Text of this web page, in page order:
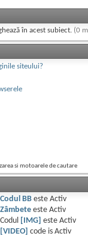
în acest subiect. (0
siteului?
si motoarele de cautare
Codul BBeste Activ
Zâmbeteeste Activ
Codul
[IMG] este Activ
[VIDEO] code is Activ